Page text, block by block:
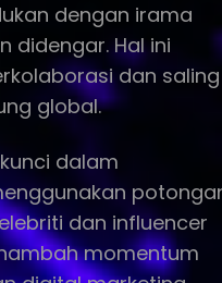
dengan irama
didengar. Hal ini
dan saling
global.
dalam
dan influencer
momentum